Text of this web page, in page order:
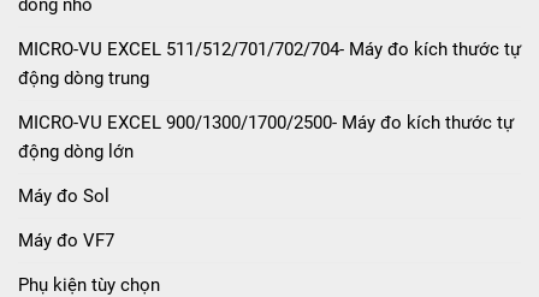
dòng nhỏ
MICRO-VU EXCEL 511/512/701/702/704- Máy đo kích thước tự
động dòng trung
MICRO-VU EXCEL 900/1300/1700/2500- Máy đo kích thước tự
động dòng lớn
Máy đo Sol
Máy đo VF7
Phụ kiện tùy chọn